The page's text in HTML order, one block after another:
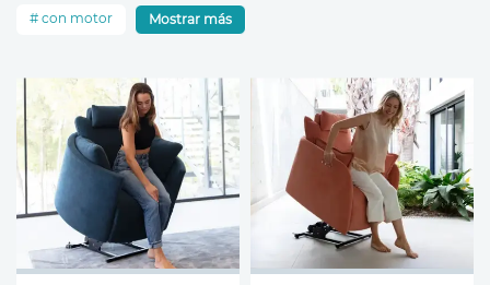
con motor Mostrar más